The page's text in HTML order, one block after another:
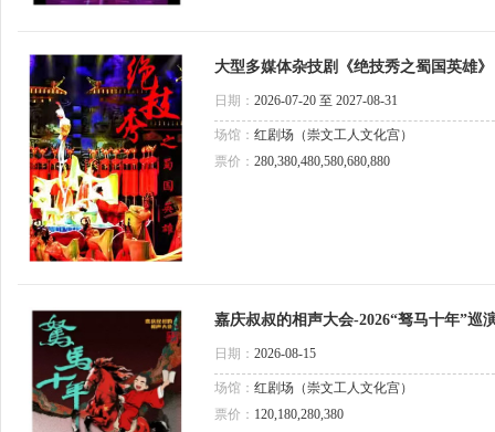
大型多媒体杂技剧《绝技秀之蜀国英雄》
日期： 2026-07-20 至 2027-08-31
场馆： 红剧场（崇文工人文化宫）
票价： 280,380,480,580,680,880
嘉庆叔叔的相声大会-2026“驽马十年”巡
日期： 2026-08-15
场馆： 红剧场（崇文工人文化宫）
票价： 120,180,280,380